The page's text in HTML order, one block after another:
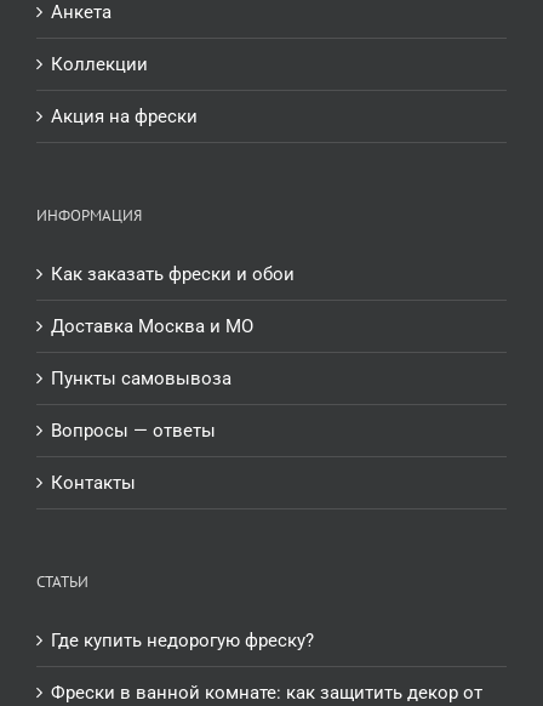
Анкета
Коллекции
Акция на фрески
ИНФОРМАЦИЯ
Как заказать фрески и обои
Доставка Москва и МО
Пункты самовывоза
Вопросы — ответы
Контакты
СТАТЬИ
Где купить недорогую фреску?
Фрески в ванной комнате: как защитить декор от